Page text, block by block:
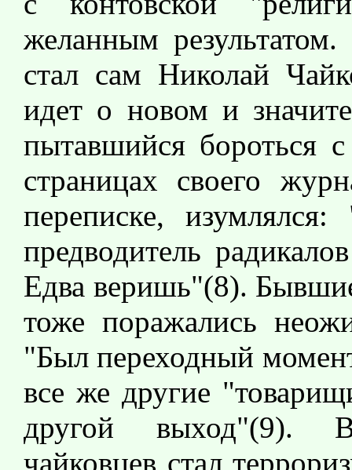
желанным
стал сам Николай
идет о новом и
пытавшийся бороться
страницах своего
переписке,
предводитель
Едва веришь"(8).
тоже поражались
"Был переходный
все же другие
другой выход"(9).
чайковцев стал